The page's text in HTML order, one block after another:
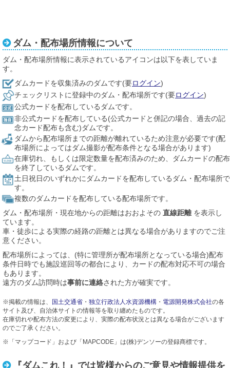
ダム・配布場所情報について
ダム・配布場所情報に表示されているアイコンは以下を表していま
す。
ダムカードを収集済みのダムです(要ログイン)
チェックリストに登録中のダム・配布場所です(要ログイン)
公式カードを配布しているダムです。
非公式カードを配布している(公式カードと併記の場合、過去の記
念カード配布も含む)ダムです。
ダムから配布場所までの距離が離れているため注意が必要です(配
布場所によってはダム撮影が配布条件となる場合があります)
在庫切れ、もしくは限定数量を配布済みのため、ダムカードの配布
を終了しているダムです。
土日祝日のいずれかにダムカードを配布しているダム・配布場所で
す。
複数のダムカードを配布している配布場所です。
ダム・配布場所・現在地からの距離はおおよその 直線距離を表示し
ています。
車・徒歩による実際の経路の距離とは異なる場合がありますのでご注
意ください。
配布場所によっては、(特に管理所が配布場所となっている場合)配布
条件日時でも施設巡回等の都合により、カードの配布対応不可の場合
もあります。
遠方のダム訪問時は事前に連絡された方が確実です。
※掲載の情報は、 国土交通省 ・ 独立行政法人水資源機構 ・ 電源開発株式会社の各
サイト及び、自治体サイトの情報等を取り纏めたものです。
在庫切れや配布方法の変更により、実際の配布状況とは異なる場合がございます
のでご了承ください。
※「マップコード」および「MAPCODE」は(株)デンソーの登録商標です。
『ダムこれ！』では皆様からのご意見や情報提供を